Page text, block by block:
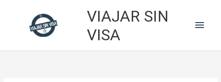
VIAJAR SIN
VISA
Main